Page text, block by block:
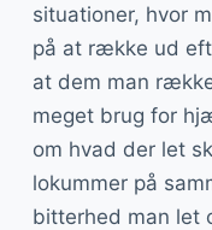
situationer, hvor
på at række ud
at dem man
meget brug for
om hvad der let
lokummer på
bitterhed man let